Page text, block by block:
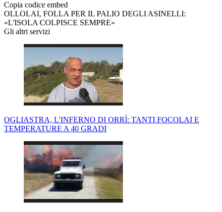
Copia codice embed
OLLOLAI, FOLLA PER IL PALIO DEGLI ASINELLI:
«L'ISOLA COLPISCE SEMPRE»
Gli altri servizi
OGLIASTRA, L'INFERNO DI ORRÌ: TANTI FOCOLAI E
TEMPERATURE A 40 GRADI